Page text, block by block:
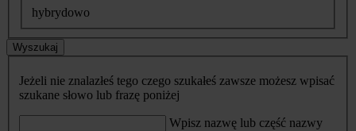
hybrydowo
Wyszukaj
Jeżeli nie znalazłeś tego czego szukałeś zawsze możesz wpisać
szukane słowo lub frazę poniżej
Wpisz nazwę lub część nazwy